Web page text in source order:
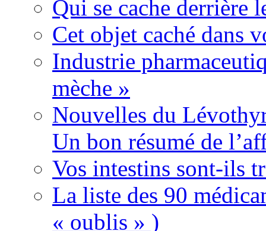
Qui se cache derrière
Cet objet caché dans
Industrie
mèche »
Nouvelles du
Un bon résumé de
Vos intestins sont-ils
La liste des 90
« oublis » )